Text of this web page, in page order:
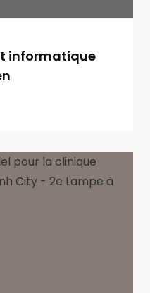
informatique